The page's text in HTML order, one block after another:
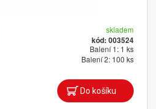
skladem
kód: 003524
Balení 1: 1 ks
Balení 2: 100 ks